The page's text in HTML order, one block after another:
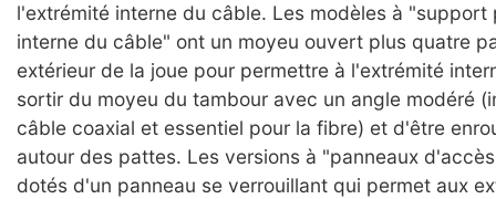
l'extrémité interne du câble. Les modèles à "support
interne du câble" ont un moyeu ouvert plus quatre
extérieur de la joue pour permettre à l'extrémité
sortir du moyeu du tambour avec un angle modéré
câble coaxial et essentiel pour la fibre) et d'être
autour des pattes. Les versions à "panneaux
dotés d'un panneau se verrouillant qui permet aux